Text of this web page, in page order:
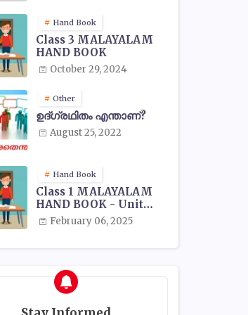
Hand Book
Class 3 MALAYALAM
HAND BOOK
October 29, 2024
Other
ഉദ്ഗ്രഥിതം എന്താണ്?
August 25, 2022
Hand Book
Class 1 MALAYALAM
HAND BOOK - Unit
WiseFebruary 06, 2025